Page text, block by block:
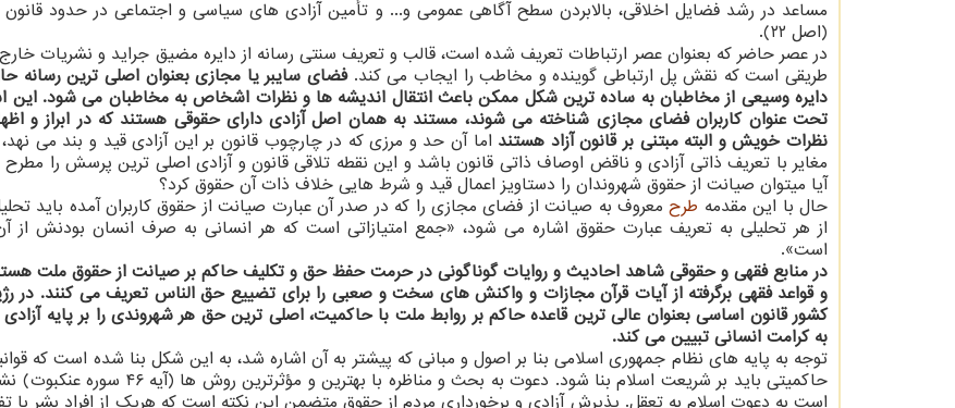
مساعد در رشد فضایل اخلاقی، بالابردن سطح آگاهی عمومی و... و تأمین آزادی های سیاسی و اجتماعی در حدود
(اصل ۲۲).
در عصر حاضر که بعنوان عصر ارتباطات تعریف شده است، قالب و تعریف سنتی رسانه از دایره مضیق جراید و نشریات
طریقی است که نقش پل ارتباطی گوینده و مخاطب را ایجاب می کند. فضای سایبر یا مجازی بعنوان اصلی ترین رسانه
دایره وسیعی از مخاطبان به ساده ترین شکل ممکن باعث انتقال اندیشه ها و نظرات اشخاص به مخاطبان می شود.
تحت عنوان کاربران فضای مجازی شناخته می شوند، مستند به همان اصل آزادی دارای حقوقی هستند که در ابراز و
نظرات خویش و البته مبتنی بر قانون آزاد هستند اما آن حد و مرزی که در چارچوب قانون بر این آزادی قید و بند می
مغایر با تعریف ذاتی آزادی و ناقض اوصاف ذاتی قانون باشد و این نقطه تلاقی قانون و آزادی اصلی ترین پرسش را
آیا میتوان صیانت از حقوق شهروندان را دستاویز اعمال قید و شرط هایی خلاف ذات آن حقوق کرد؟
حال با این مقدمه طرحمعروف به صیانت از فضای مجازی را که در صدر آن عبارت صیانت از حقوق کاربران آمده باید
از هر تحلیلی به تعریف عبارت حقوق اشاره می شود، «جمع امتیازاتی است که هر انسانی به صرف انسان بودنش از
است».
در منابع فقهی و حقوقی شاهد احادیث و روایات گوناگونی در حرمت حفظ حق و تکلیف حاکم بر صیانت از حقوق ملت
و قواعد فقهی برگرفته از آیات قرآن مجازات و واکنش های سخت و صعبی را برای تضییع حق الناس تعریف می کنند. در
کشور قانون اساسی بعنوان عالی ترین قاعده حاکم بر روابط ملت با حاکمیت، اصلی ترین حق هر شهروندی را بر پایه
به کرامت انسانی تبیین می کند.
توجه به پایه های نظام جمهوری اسلامی بنا بر اصول و مبانی که پیشتر به آن اشاره شد، به این شکل بنا شده است که
حاکمیتی باید بر شریعت اسلام بنا شود. دعوت به بحث و مناظره با بهترین و
است به دعوت اسلام به تعقل. پذیرش آزادی و برخورداری مردم از حقوق متضمن این نکته است که هریک از افراد بشر با